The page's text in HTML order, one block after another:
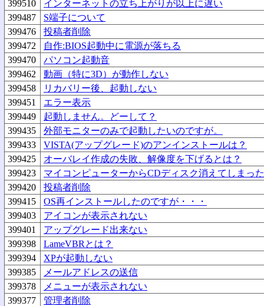
399510
インターネットの立ち上がりが以上に遅い
399487
S端子について
399476
投稿者削除
399472
自作:BIOS起動中に電源が落ちる
399470
パソコン起動音
399462
動画（特に3D）が動作しない
399458
リカバリー後、起動しない
399451
エラー表示
399449
起動しません。どーして？
399435
外部モニターのみで起動したいのですが。
399433
VISTA(アップグレード)のアンインストールは？
399425
オーバレイ作成の失敗、解像度を下げるとは？
399423
マイコンピューターからCDディスク消えてしまった
399420
投稿者削除
399415
OS再インストールしたのですが・・・
399403
アイコンが表示されない
399401
アップグレード出来ない
399398
LameVBRとは？
399394
XPが起動しない
399385
メールアドレスの送信
399378
メニューが表示されない
399377
管理者削除